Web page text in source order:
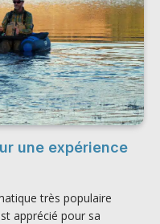
une expérience
très populaire
apprécié pour sa